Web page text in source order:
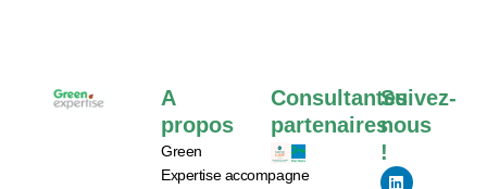
A
propos
Green
Expertiseaccompagne
Consultantes
partenaires
Suivez-
nous
!